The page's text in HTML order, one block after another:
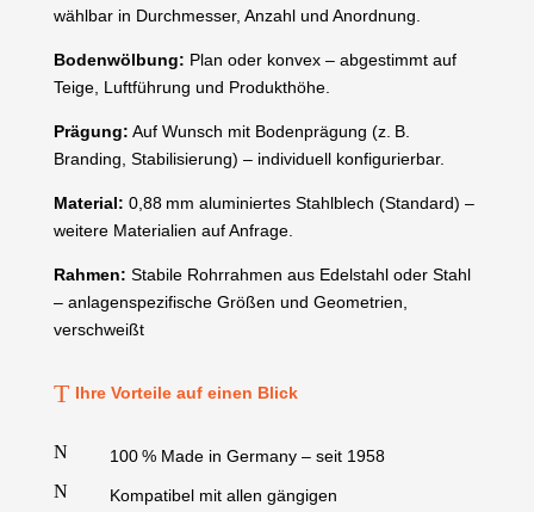
wählbar in Durchmesser, Anzahl und Anordnung.
Bodenwölbung: Plan oder konvex – abgestimmt auf
Teige, Luftführung und Produkthöhe.
Prägung: Auf Wunsch mit Bodenprägung (z. B.
Branding, Stabilisierung) – individuell konfigurierbar.
Material: 0,88 mm aluminiertes Stahlblech (Standard) –
weitere Materialien auf Anfrage.
Rahmen: Stabile Rohrrahmen aus Edelstahl oder Stahl
– anlagenspezifische Größen und Geometrien,
verschweißt
T Ihre Vorteile auf einen Blick
N 100 % Made in Germany – seit 1958
N
Kompatibel mit allen gängigen